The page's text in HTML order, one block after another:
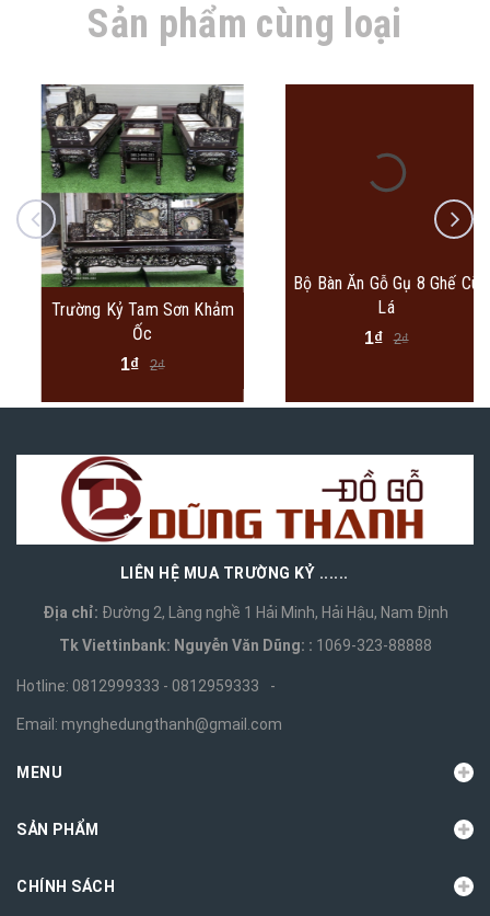
Sản phẩm cùng loại
Trường Kỷ Tam Sơn Khảm
Ốc
2₫
Bộ Bàn Ăn Gỗ Gụ 8 Ghế Cù
2₫
LIÊN HỆ MUA TRƯỜNG KỶ ......
Địa chỉ: Đường 2, Làng nghề 1 Hải Minh, Hải Hậu, Nam Định
Tk Viettinbank: Nguyễn Văn Dũng: : 1069-323-88888
Hotline: 0812999333 - 0812959333 -
Email: mynghedungthanh@gmail.com
MENU
SẢN PHẨM
CHÍNH SÁCH